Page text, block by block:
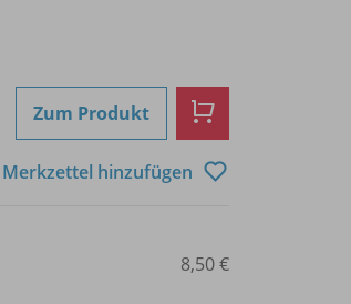
Zum Produkt
hinzufügen
8,50 €